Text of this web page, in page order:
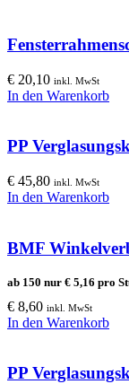
€ 20,10 inkl. MwSt
In den Warenkorb
PP
€ 45,80 inkl. MwSt
In den Warenkorb
BMF
ab 150 nur € 5,16 pro
€ 8,60 inkl. MwSt
In den Warenkorb
PP